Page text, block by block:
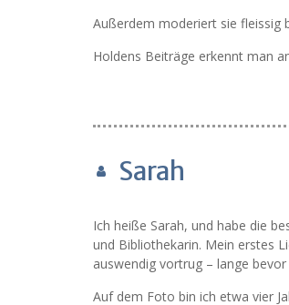
Außerdem moderiert sie fleissig
Holdens Beiträge erkennt man
Sarah
Ich heiße Sarah, und habe die
und Bibliothekarin. Mein erstes
auswendig vortrug – lange
Auf dem Foto bin ich etwa vier